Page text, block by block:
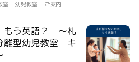
室 幼児教室 ご案内
もう英語？ 〜札
型幼児教室 キ